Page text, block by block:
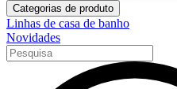
Categorias de produto
Linhas de casa de banho
Novidades